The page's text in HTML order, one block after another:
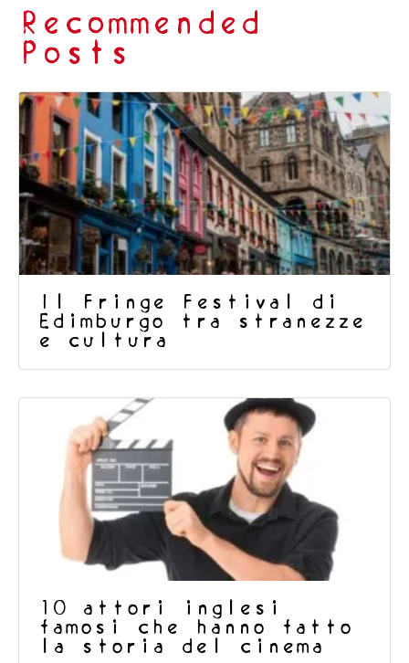
Recommended
Posts
Il Fringe Festival di
Edimburgo tra stranezze
e cultura
10 attori inglesi
famosi che hanno fatto
la storia del cinema